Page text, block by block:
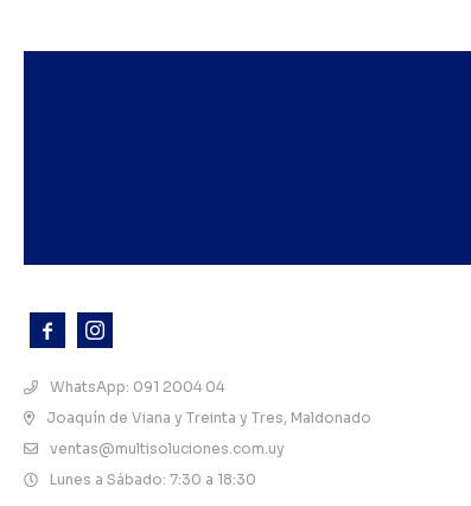
 
WhatsApp: 091 2004 04
Joaquín de Viana y Treinta y Tres, Maldonado
ventas@multisoluciones.com.uy
Lunes a Sábado: 7:30 a 18:30